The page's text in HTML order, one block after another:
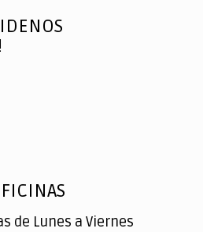
de Lunes a Viernes